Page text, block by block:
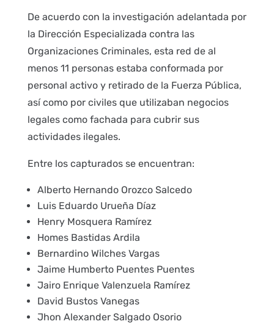
De acuerdo con la investigación adelantada por
la Dirección Especializada contra las
Organizaciones Criminales, esta red de al
menos 11 personas estaba conformada por
personal activo y retirado de la Fuerza Pública,
así como por civiles que utilizaban negocios
legales como fachada para cubrir sus
actividades ilegales.
Entre los capturados se encuentran:
Alberto Hernando Orozco Salcedo
Luis Eduardo Urueña Díaz
Henry Mosquera Ramírez
Homes Bastidas Ardila
Bernardino Wilches Vargas
Jaime Humberto Puentes Puentes
Jairo Enrique Valenzuela Ramírez
David Bustos Vanegas
Jhon Alexander Salgado Osorio